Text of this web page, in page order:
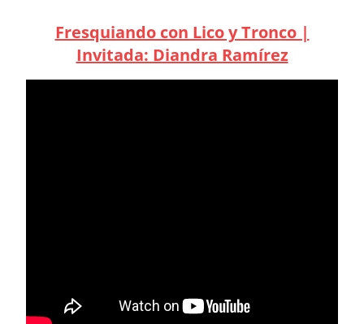
Fresquiando con Lico y Tronco |
Invitada: Diandra Ramírez